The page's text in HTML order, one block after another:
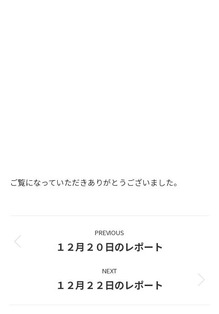
ご覧になっていただきありがとうございました。
navigation
PREVIOUS
Previous
１２月２０日のレポート
NEXT
Next
１２月２２日のレポート